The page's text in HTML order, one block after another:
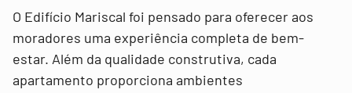
O Edifício Mariscal foi pensado para oferecer aos
moradores uma experiência completa de bem-
estar. Além da qualidade construtiva, cada
apartamento proporciona ambientes